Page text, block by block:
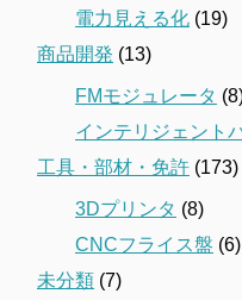
電力見える化 (19)
商品開発 (13)
FMモジュレータ
インテリジェント
工具・部材・免許 (173)
3Dプリンタ (8)
CNCフライス盤 (6)
未分類 (7)